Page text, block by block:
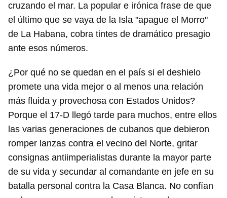
cruzando el mar. La popular e irónica frase de que
el último que se vaya de la Isla "apague el Morro"
de La Habana, cobra tintes de dramático presagio
ante esos números.
¿Por qué no se quedan en el país si el deshielo
promete una vida mejor o al menos una relación
más fluida y provechosa con Estados Unidos?
Porque el 17-D llegó tarde para muchos, entre ellos
las varias generaciones de cubanos que debieron
romper lanzas contra el vecino del Norte, gritar
consignas antiimperialistas durante la mayor parte
de su vida y secundar al comandante en jefe en su
batalla personal contra la Casa Blanca. No confían